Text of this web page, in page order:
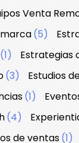
Venta
(5)
(1) Estrategias
(3) Estudios
(1)
(4)
de ventas(1)